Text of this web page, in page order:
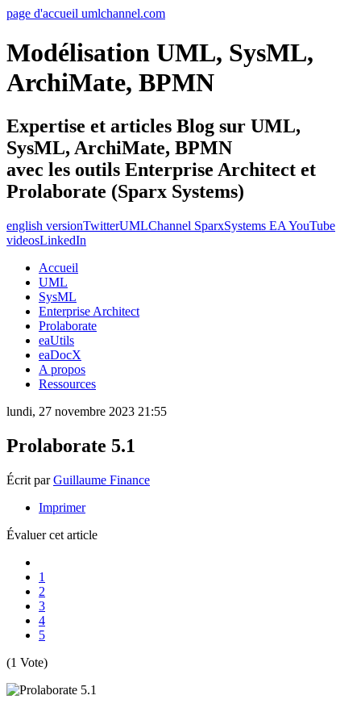
page d'accueil umlchannel.com
Modélisation UML, SysML,
ArchiMate, BPMN
Expertise et articles Blog sur UML,
SysML, ArchiMate, BPMN
avec les outils Enterprise Architect et
Prolaborate (Sparx Systems)
english versionTwitterUMLChannel SparxSystems EA YouTube
videosLinkedIn
Accueil
UML
SysML
Enterprise Architect
Prolaborate
eaUtils
eaDocX
A propos
Ressources
lundi, 27 novembre 2023 21:55
Prolaborate 5.1
Écrit parGuillaume Finance
Imprimer
Évaluer cet article
1
2
3
4
5
(1 Vote)